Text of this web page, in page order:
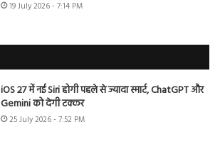
19 July 2026 - 7:14 PM
iOS 27 में नई Siri होगी पहले से ज्यादा स्मार्ट, ChatGPT और
Gemini को देगी टक्कर
25 July 2026 - 7:52 PM